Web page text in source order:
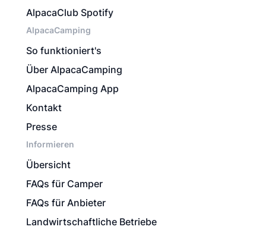
AlpacaClub Spotify
AlpacaCamping
So funktioniert's
Über AlpacaCamping
AlpacaCamping App
Kontakt
Presse
Informieren
Übersicht
FAQs für Camper
FAQs für Anbieter
Landwirtschaftliche Betriebe